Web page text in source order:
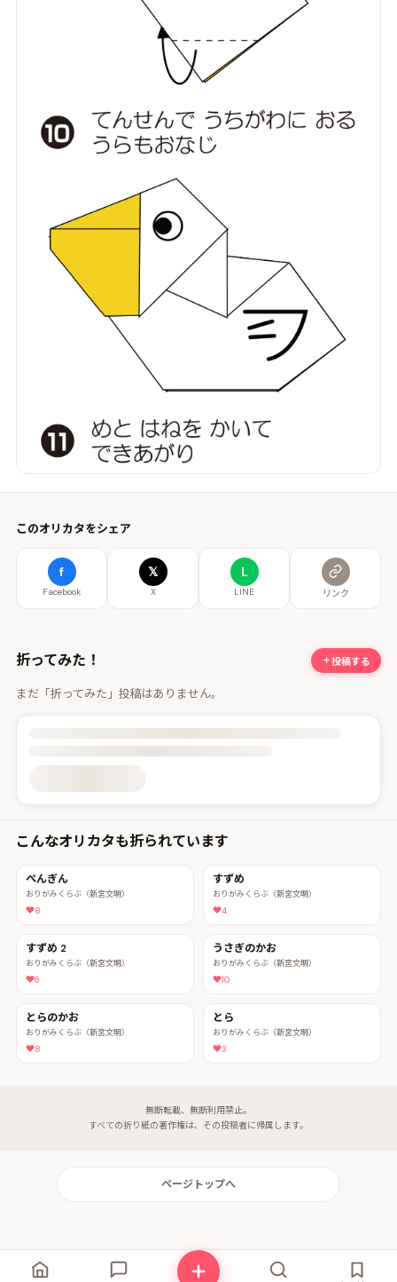
このオリカタをシェア
f
Facebook
𝕏
X
L
LINE リンク
折ってみた！ 投稿する
まだ「折ってみた」投稿はありません。
投稿詳細を読み込んでいます
こんなオリカタも折られています
ぺんぎん
おりがみくらぶ（新宮文明）
8
すずめ
おりがみくらぶ（新宮文明）
4
すずめ 2
おりがみくらぶ（新宮文明）
6
うさぎのかお
おりがみくらぶ（新宮文明）
10
とらのかお
おりがみくらぶ（新宮文明）
8
とら
おりがみくらぶ（新宮文明）
3
無断転載、無断利用禁止。
すべての折り紙の著作権は、その投稿者に帰属します。
ページトップへ